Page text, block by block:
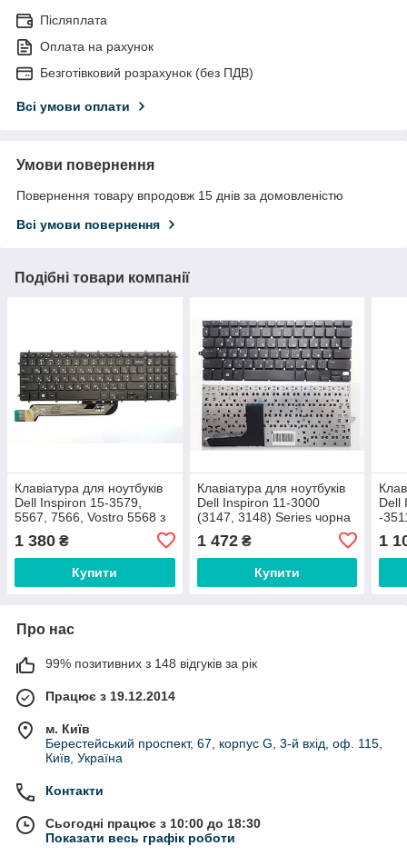
Післяплата
Оплата на рахунок
Безготівковий розрахунок (без ПДВ)
Всі умови оплати
Умови повернення
Повернення товару впродовж 15 днів за домовленістю
Всі умови повернення
Подібні товари компанії
Клавіатура для ноутбуків
Dell Inspiron 15-3579,
5567, 7566, Vostro 5568 з
UA/US
1 380 ₴
Купити
Клавіатура для ноутбуків
Dell Inspiron 11-3000
(3147, 3148) Series чорна
1 472₴
Купити
Dell
-
UA/
1
Про нас
99% позитивних з 148 відгуків за рік
Працює з 19.12.2014
м. Київ
Берестейський проспект, 67, корпус G, 3-й вхід, оф. 115,
Київ, Україна
Контакти
Сьогодні працює з 10:00 до 18:30
Показати весь графік роботи